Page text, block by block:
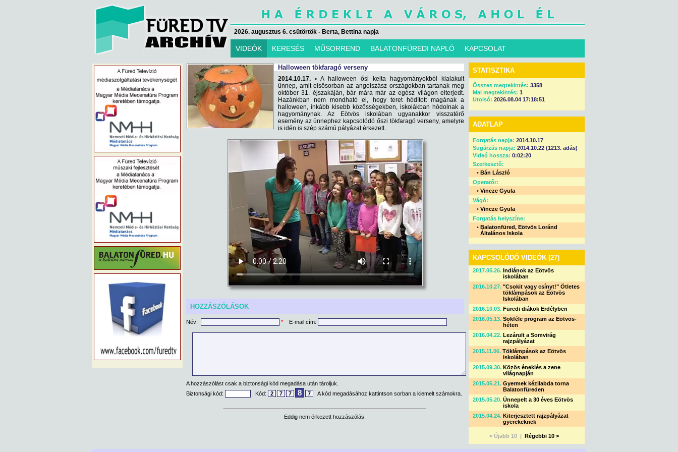
2026. augusztus 6. csütörtök - Berta, Bettina napja
VIDEÓK KERESÉS MŰSORREND BALATONFÜREDI NAPLÓ KAPCSOLAT
Halloween tökfaragó verseny
2014.10.17. • A halloween ősi kelta hagyományokból kialakult
ünnep, amit elsősorban az angolszász országokban tartanak meg
október 31. éjszakáján, bár mára már az egész világon elterjedt.
Hazánkban nem mondható el, hogy teret hódított magának a
halloween, inkább kisebb közösségekben, iskolákban hódolnak a
hagyománynak. Az Eötvös iskolában ugyanakkor visszatérő
esemény az ünnephez kapcsolódó őszi tökfaragó verseny, amelyre
is idén is szép számú pályázat érkezett.
HOZZÁSZÓLÁSOK
Név: * E-mail cím:
A hozzászólást csak a biztonsági kód megadása után tároljuk.
Biztonsági kód:
Kód: 2 7 7 8 7 A kód megadásához kattintson sorban a kiemelt számokra.
Eddig nem érkezett hozzászólás.
STATISZTIKA
Összes megtekintés: 3358
Mai megtekintés: 1
Utolsó: 2026.08.04 17:18:51
ADATLAP
Forgatás napja: 2014.10.17
Sugárzás napja: 2014.10.22 (1213. adás)
Videó hossza: 0:02:20
Szerkesztő:
• Bán László
Operatőr:
• Vincze Gyula
Vágó:
• Vincze Gyula
Forgatás helyszíne:
• Balatonfüred, Eötvös Loránd
Általános Iskola
KAPCSOLÓDÓ VIDEÓK (27)
2017.05.26. Indiánok az Eötvös
iskolában
2016.10.27. "Csokit vagy csínyt!" Ötletes
töklámpások az Eötvös
Iskolában
2016.10.03. Füredi diákok Erdélyben
2016.05.13. Sokféle program az Eötvös-
héten
2016.04.22. Lezárult a Somvirág
rajzpályázat
2015.11.06. Töklámpások az Eötvös
iskolában
2015.09.30. Közös éneklés a zene
világnapján
2015.05.21. Gyermek kézilabda torna
Balatonfüreden
2015.05.20. Ünnepelt a 30 éves Eötvös
iskola
2015.04.24. Kiterjesztett rajzpályázat
gyerekeknek
< Újabb 10 | Régebbi 10 >